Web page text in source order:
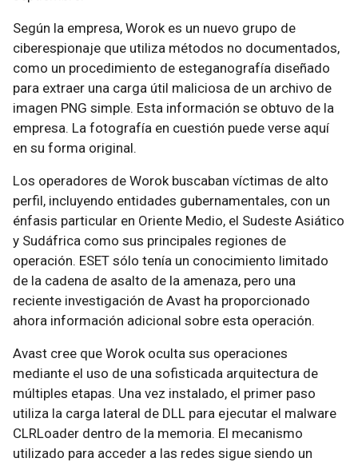
Según la empresa, Worok es un nuevo grupo de
ciberespionaje que utiliza métodos no documentados,
como un procedimiento de esteganografía diseñado
para extraer una carga útil maliciosa de un archivo de
imagen PNG simple. Esta información se obtuvo de la
empresa. La fotografía en cuestión puede verse aquí
en su forma original.
Los operadores de Worok buscaban víctimas de alto
perfil, incluyendo entidades gubernamentales, con un
énfasis particular en Oriente Medio, el Sudeste Asiático
y Sudáfrica como sus principales regiones de
operación. ESET sólo tenía un conocimiento limitado
de la cadena de asalto de la amenaza, pero una
reciente investigación de Avast ha proporcionado
ahora información adicional sobre esta operación.
Avast cree que Worok oculta sus operaciones
mediante el uso de una sofisticada arquitectura de
múltiples etapas. Una vez instalado, el primer paso
utiliza la carga lateral de DLL para ejecutar el malware
CLRLoader dentro de la memoria. El mecanismo
utilizado para acceder a las redes sigue siendo un